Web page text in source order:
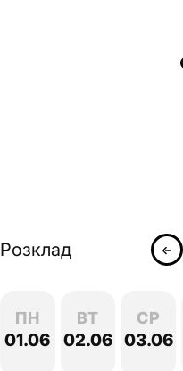
Розклад
ПН
01.06
ВТ
02.06
СР
03.06